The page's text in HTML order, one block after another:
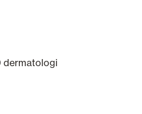
dermatologi